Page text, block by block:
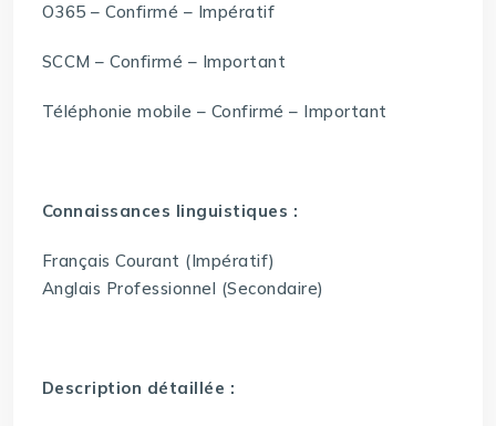
O365 – Confirmé – Impératif
SCCM – Confirmé – Important
Téléphonie mobile – Confirmé – Important
Connaissances linguistiques :
Français Courant (Impératif)
Anglais Professionnel (Secondaire)
Description détaillée :